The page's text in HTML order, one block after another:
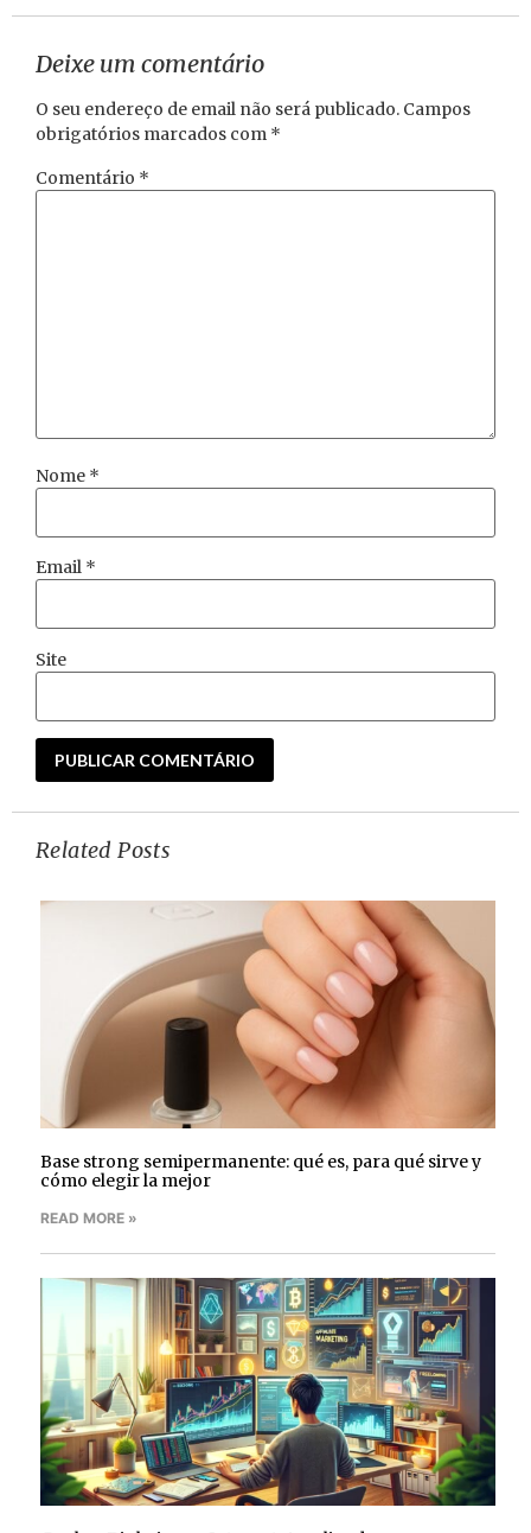
Deixe um comentário
O seu endereço de email não será publicado. Campos
obrigatórios marcados com *
Comentário *
Nome *
Email *
Site
Related Posts
Base strong semipermanente: qué es, para qué sirve y
cómo elegir la mejor
READ MORE »